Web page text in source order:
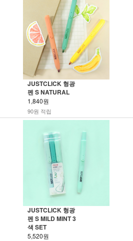
JUSTCLICK 형광
펜 S NATURAL
1,840원
90원 적립
JUSTCLICK 형광
펜 S MILD MINT 3
색 SET
5,520원